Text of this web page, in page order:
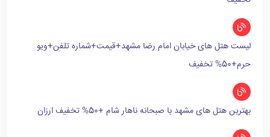
لیست هتل های خیابان امام رضا مشهد+قیمت+شماره تلفن+ویو
حرم+50% تخفیف
بهترین هتل های مشهد با صبحانه ناهار شام +50% تخفیف ارزان